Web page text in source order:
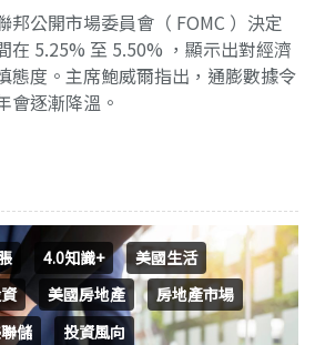
邦公開市場委員會（ FOMC ）決定
在 5.25% 至 5.50% ，顯示出對經濟
態度。主席鮑威爾指出，通膨數據令
會逐漸降溫。
4.0知識+
美國生活
美國房地產
房地產市場
儲 投資風向